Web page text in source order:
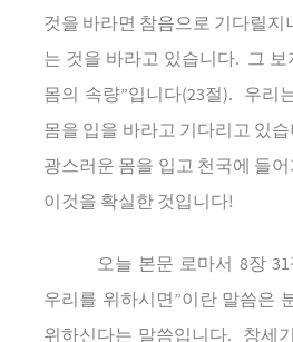
것을 바라면 참음으로 기다릴지
는 것을 바라고 있습니다. 그 보
몸의 속량”입니다(23절). 우리
몸을 입을 바라고 기다리고 있
광스러운 몸을 입고 천국에 들
이것을 확실한 것입니다!
오늘 본문 로마서 8장31
우리를 위하시면 ”이란 말씀은
위하신다는 말씀입니다. 창세기